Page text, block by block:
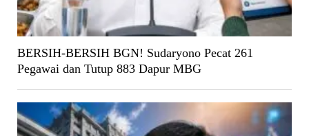
BERSIH-BERSIH BGN! Sudaryono Pecat 261
Pegawai dan Tutup 883 Dapur MBG